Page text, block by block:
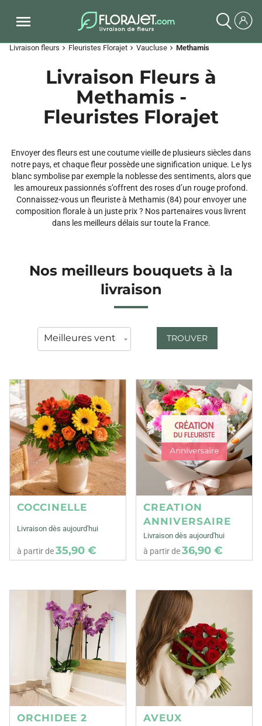
Livraison fleurs chevron_right Fleuristes Florajet chevron_right Vaucluse chevron_right Methamis
Livraison Fleurs à
Methamis -
Fleuristes Florajet
Envoyer des fleurs est une coutume vieille de plusieurs siècles dans
notre pays, et chaque fleur possède une signification unique. Le lys
blanc symbolise par exemple la noblesse des sentiments, alors que
les amoureux passionnés s’offrent des roses d’un rouge profond.
Connaissez-vous un fleuriste à Methamis (84) pour envoyer une
composition florale à un juste prix ? Nos partenaires vous livrent
dans les meilleurs délais sur toute la France.
Nos meilleurs bouquets à la
livraison
TROUVER
COCCINELLE
Livraison dès aujourd'hui
à partir de35,90 €
CREATION
ANNIVERSAIRE
Livraison dès aujourd'hui
à partir de36,90 €
ORCHIDEE 2
AVEUX